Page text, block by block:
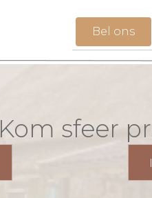
Bel ons
Kom sfeer